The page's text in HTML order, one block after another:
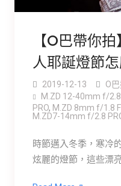
【O巴帶你
人耶誕燈節
2019-12-13 O
M.ZD 12-40mm f/2.8
PRO, M.ZD 8mm f/1.8
M.ZD7-14mm f/2.8
時節邁入冬季，寒冷
炫麗的燈節，這些漂